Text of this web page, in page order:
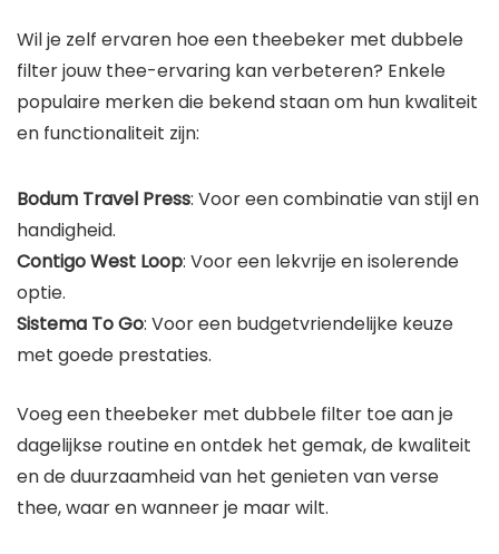
Wil je zelf ervaren hoe een theebeker met dubbele
filter jouw thee-ervaring kan verbeteren? Enkele
populaire merken die bekend staan om hun kwaliteit
en functionaliteit zijn:
Bodum Travel Press: Voor een combinatie van stijl en
handigheid.
Contigo West Loop: Voor een lekvrije en isolerende
optie.
Sistema To Go: Voor een budgetvriendelijke keuze
met goede prestaties.
Voeg een theebeker met dubbele filter toe aan je
dagelijkse routine en ontdek het gemak, de kwaliteit
en de duurzaamheid van het genieten van verse
thee, waar en wanneer je maar wilt.